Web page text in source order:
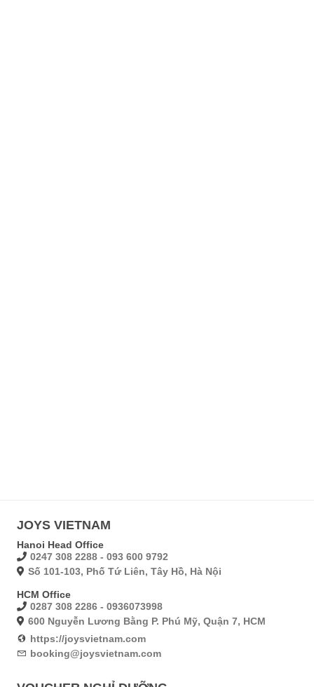
JOYS VIETNAM
Hanoi Head Office
0247 308 2288 - 093 600 9792
Số 101-103, Phố Tứ Liên, Tây Hồ, Hà Nội
HCM Office
0287 308 2286 - 0936073998
600 Nguyễn Lương Bằng P. Phú Mỹ, Quận 7, HCM
https://joysvietnam.com
booking@joysvietnam.com